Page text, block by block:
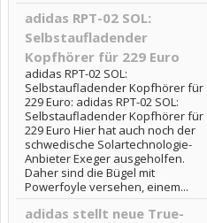
adidas RPT-02 SOL:
Selbstaufladender
Kopfhörer für 229 Euro
adidas RPT-02 SOL:
Selbstaufladender Kopfhörer für
229 Euro: adidas RPT-02 SOL:
Selbstaufladender Kopfhörer für
229 Euro Hier hat auch noch der
schwedische Solartechnologie-
Anbieter Exeger ausgeholfen.
Daher sind die Bügel mit
Powerfoyle versehen, einem...
adidas stellt neue True-